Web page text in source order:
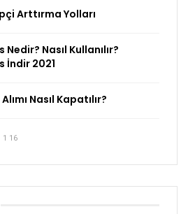
Arttırma Yolları
Nasıl Kullanılır?
İndir 2021
Nasıl Kapatılır?
1 16